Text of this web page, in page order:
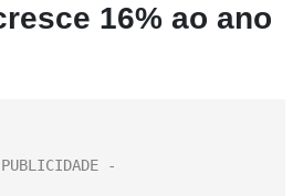
16% ao ano